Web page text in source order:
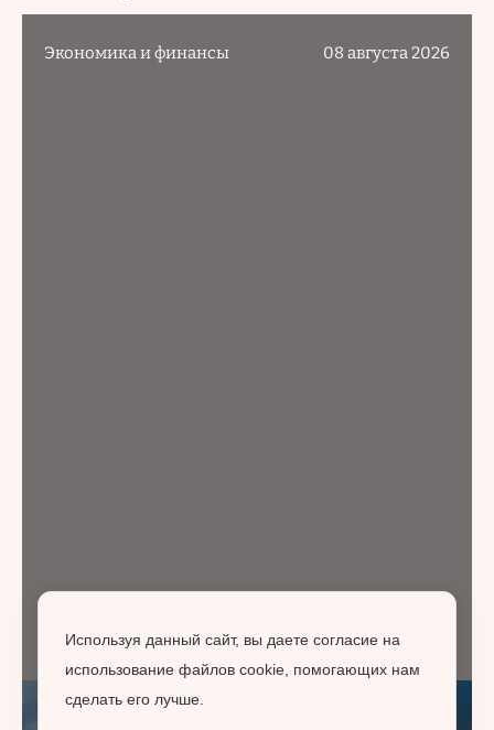
Экономика и финансы 08 августа 2026
Используя данный сайт, вы даете согласие на
использование файлов cookie, помогающих нам
сделать его лучше.